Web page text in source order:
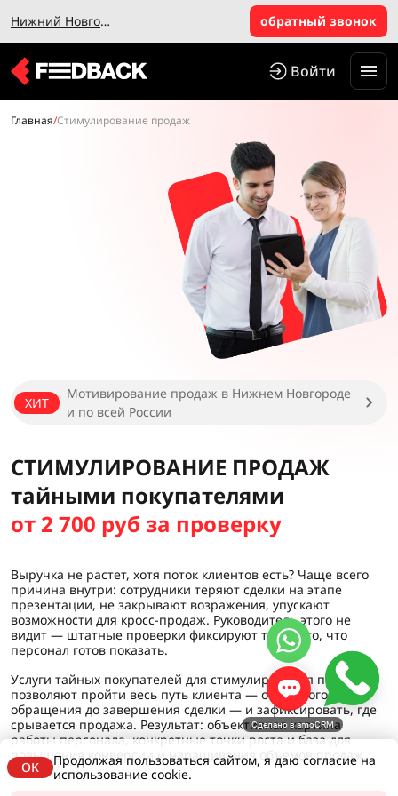
Нижний Новгород обратный звонок
Войти
Главная/Стимулирование продаж
ХИТ
Мотивирование продаж в Нижнем Новгороде
и по всей России
СТИМУЛИРОВАНИЕ ПРОДАЖ
тайными покупателями
от 2 700 руб за проверку
Выручка не растет, хотя поток клиентов есть? Чаще всего
причина внутри: сотрудники теряют сделки на этапе
презентации, не закрывают возражения, упускают
возможности для кросс-продаж. Руководитель этого не
видит — штатные проверки фиксируют только то, что
персонал готов показать.
Услуги тайных покупателей для стимулирования продаж
позволяют пройти весь путь клиента — от первого
обращения до завершения сделки — и зафиксировать, где
срывается продажа. Результат: объективная картина
работы персонала, конкретные точки роста и база для
повышения конверсии и наращивания объемов продаж.
OK
Продолжая пользоваться сайтом, я даю согласие на
использование cookie.
Сделано в amoCRM